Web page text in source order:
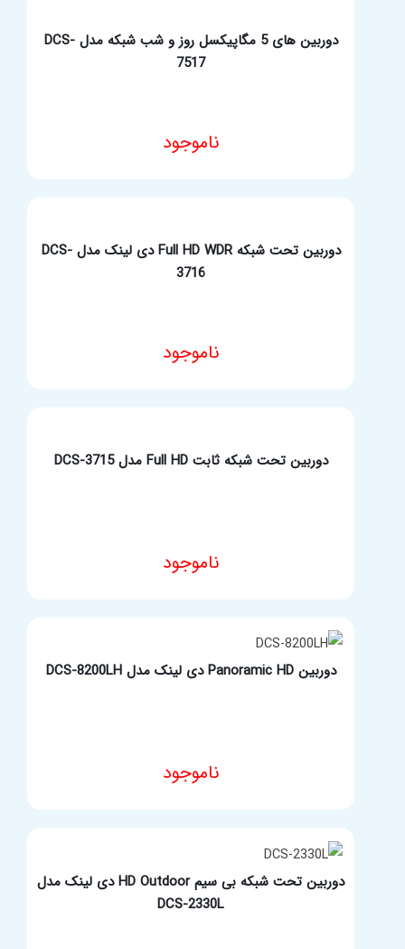
دوربین های 5 مگاپیکسل روز و شب شبکه مدل DCS-
7517
ناموجود
دوربین تحت شبکه Full HD WDR دی لینک مدل DCS-
3716
ناموجود
دوربین تحت شبکه ثابت Full HD مدل DCS-3715
ناموجود
دوربین Panoramic HD دی لینک مدل DCS-8200LH
ناموجود
دوربین تحت شبکه بی سیم HD Outdoor دی لینک مدل
DCS-2330L